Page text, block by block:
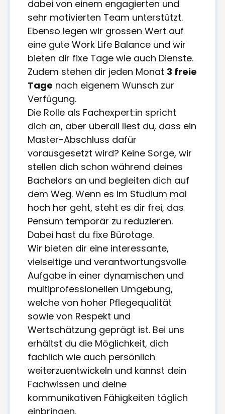
dabei von einem engagierten und
sehr motivierten Team unterstützt.
Ebenso legen wir grossen Wert auf
eine gute Work Life Balance und wir
bieten dir fixe Tage wie auch Dienste.
Zudem stehen dir jeden Monat 3 freie
Tage nach eigenem Wunsch zur
Verfügung.
Die Rolle als Fachexpert:in spricht
dich an, aber überall liest du, dass ein
Master-Abschluss dafür
vorausgesetzt wird? Keine Sorge, wir
stellen dich schon während deines
Bachelors an und begleiten dich auf
dem Weg. Wenn es im Studium mal
hoch her geht, steht es dir frei, das
Pensum temporär zu reduzieren.
Dabei hast du fixe Bürotage.
Wir bieten dir eine interessante,
vielseitige und verantwortungsvolle
Aufgabe in einer dynamischen und
multiprofessionellen Umgebung,
welche von hoher Pflegequalität
sowie von Respekt und
Wertschätzung geprägt ist. Bei uns
erhältst du die Möglichkeit, dich
fachlich wie auch persönlich
weiterzuentwickeln und kannst dein
Fachwissen und deine
kommunikativen Fähigkeiten täglich
einbringen.